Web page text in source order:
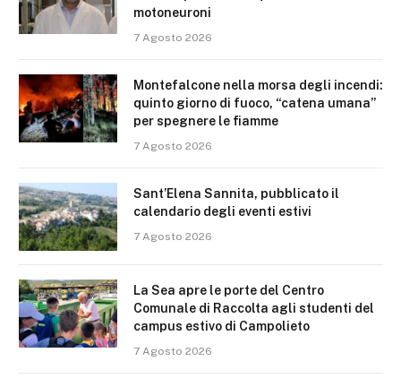
motoneuroni
7 Agosto 2026
Montefalcone nella morsa degli incendi:
quinto giorno di fuoco, “catena umana”
per spegnere le fiamme
7 Agosto 2026
Sant’Elena Sannita, pubblicato il
calendario degli eventi estivi
7 Agosto 2026
La Sea apre le porte del Centro
Comunale di Raccolta agli studenti del
campus estivo di Campolieto
7 Agosto 2026